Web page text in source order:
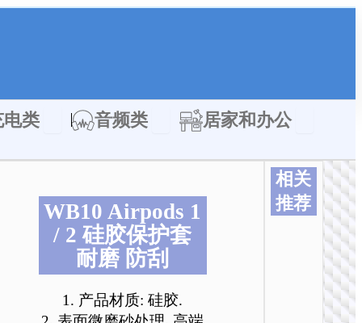
电类 Open 充电类音频类 Open 音频类居家和办公
WB10 Airpods 1
/ 2 硅胶保护套
耐磨 防刮
1. 产品材质: 硅胶.
相关
推荐
本
产
品
有
多
种
本
产
品
有
多
种
本
产
品
有
多
种
本
产
品
有
多
种
本
产
品
有
多
种